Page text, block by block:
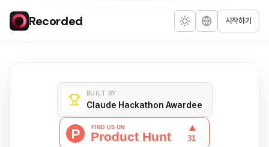
Recorded 시작하기
BUILT BY
Claude Hackathon Awardee